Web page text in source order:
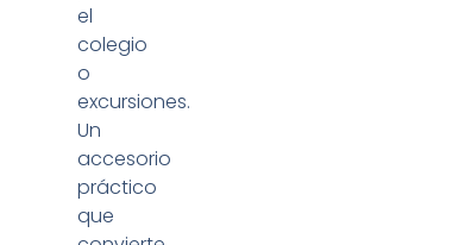
el
colegio
o
excursiones.
Un
accesorio
práctico
que